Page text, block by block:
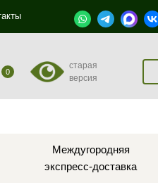
0
старая
версия
Междугородняя
экспресс-доставка